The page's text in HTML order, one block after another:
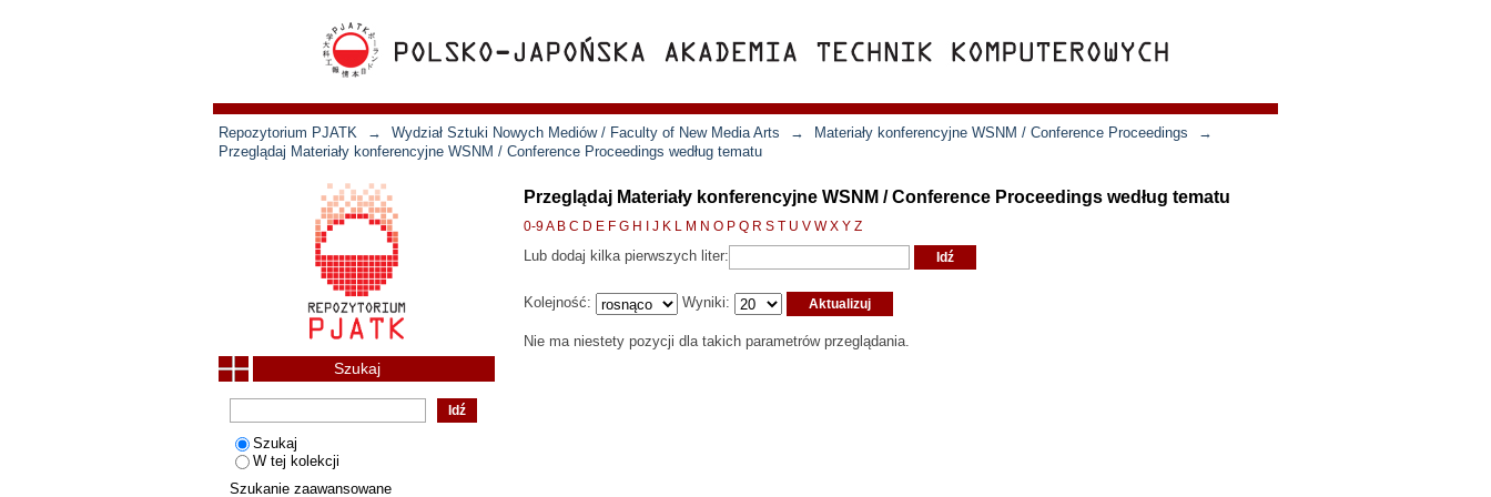
Repozytorium PJATK → Wydział Sztuki Nowych Mediów / Faculty of New Media Arts → Materiały konferencyjne WSNM / Conference Proceedings
→
Przeglądaj Materiały konferencyjne WSNM / Conference Proceedings według tematu
Przeglądaj Materiały konferencyjne WSNM / Conference Proceedings według tematu
0-9A B C D E F G H J K L M N O P Q R S T U V W X Y Z
Lub dodaj kilka pierwszych liter:
Kolejność: Wyniki:
Nie ma niestety pozycji dla takich parametrów przeglądania.
Szukaj
Szukaj
W tej kolekcji
Szukanie zaawansowane